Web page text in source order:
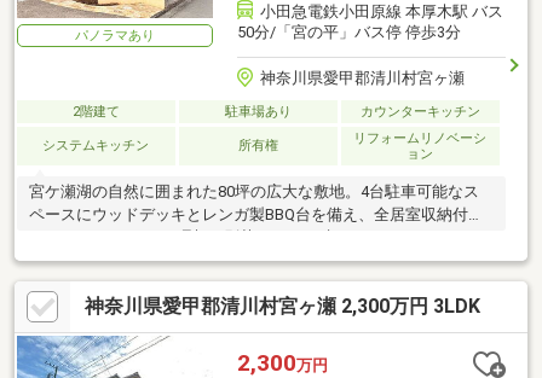
パノラマあり
小田急電鉄小田原線 本厚木駅 バス
50分/「宮の平」バス停 停歩3分
神奈川県愛甲郡清川村宮ヶ瀬
2階建て 駐車場あり カウンターキッチン
システムキッチン 所有権
リフォームリノベーシ
ョン
宮ケ瀬湖の自然に囲まれた80坪の広大な敷地。4台駐車可能なス
ペースにウッドデッキとレンガ製BBQ台を備え、全居室収納付き
神奈川県愛甲郡清川村宮ヶ瀬 2,300万円 3LDK
2,300万円